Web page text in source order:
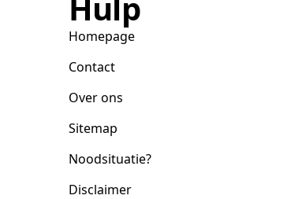
Homepage
Contact
Over ons
Sitemap
Noodsituatie?
Disclaimer